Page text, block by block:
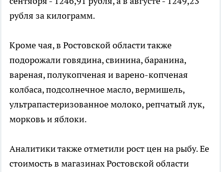
рубля за килограмм.
Кроме чая, в Ростовской области также
подорожали говядина, свинина, баранина,
вареная, полукопченая и варено-копченая
колбаса, подсолнечное масло, вермишель,
ультрапастеризованное молоко, репчатый лук,
морковь и яблоки.
Аналитики также отметили рост цен на рыбу. Ее
стоимость в магазинах Ростовской области